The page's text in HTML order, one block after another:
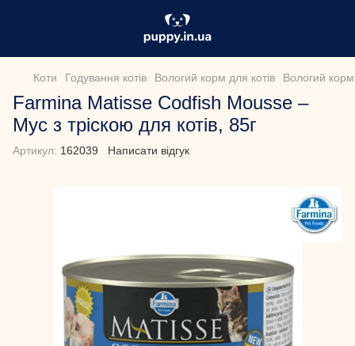
Коти Годування котів Вологий корм для котів Вологий
Farmina Matisse Codfish Mousse –
Мус з тріскою для котів, 85г
Артикул: 162039 Написати відгук